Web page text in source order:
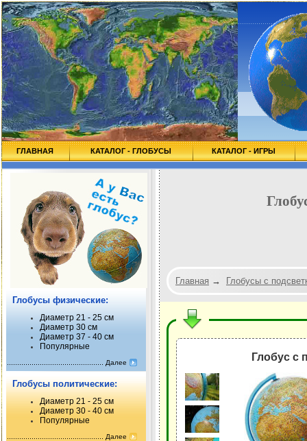
ГЛАВНАЯ КАТАЛОГ - ГЛОБУСЫ КАТАЛОГ - ИГРЫ
Глобусы физические:
Диаметр 21 - 25 см
Диаметр 30 см
Диаметр 37 - 40 см
Популярные
Далее
Глобусы политические:
Диаметр 21 - 25 см
Диаметр 30 - 40 см
Популярные
Далее
Главная → Глобусы с
Глобус с